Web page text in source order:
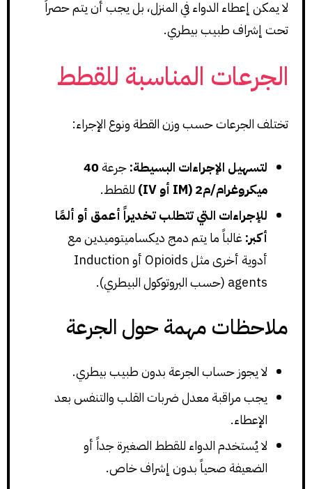
لا يمكن إعطاء الدواء في المنزل، بل يجب أن يتم حصراً
تحت إشراف طبيب بيطري.
الجرعات المناسبة للقطط
تختلف الجرعات حسب وزن القطة ونوع الإجراء:
لتسهيل الإجراءات البسيطة:جرعة40
ميكروغرام/م2 (IM أو IV)
للقطط.
للإجراءات التي تتطلب تخديراً أعمق أو ألمًا
أكبر:غالباً ما يتم دمج ديكساميتوميدين مع
أدوية أخرى مثل Opioids أو Induction
agents (حسب البروتوكول البيطري).
ملاحظات مهمة حول الجرعة
لا يجوز حساب الجرعة بدون طبيب بيطري.
يجب مراقبة معدل ضربات القلب والتنفس بعد
الإعطاء.
لا يُستخدم الدواء للقطط الصغيرة جداً أو
الضعيفة صحياً بدون إشراف خاص.